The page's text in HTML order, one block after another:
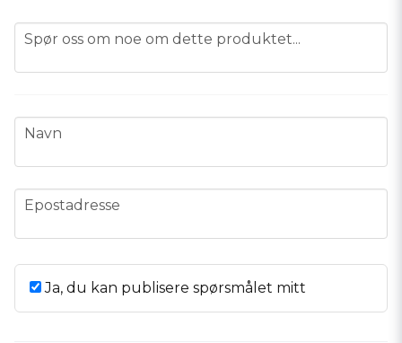
question
Spør oss om noe om dette produktet...
name
Navn
email
Epostadresse
Ja, du kan publisere spørsmålet mitt